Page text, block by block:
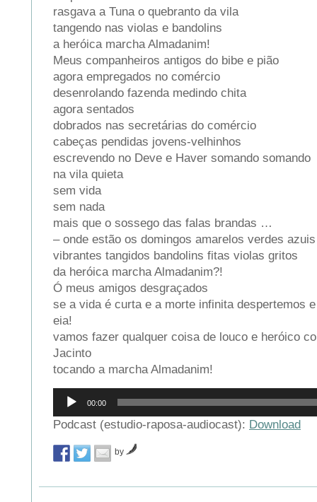
rasgava a Tuna o quebranto da vila
tangendo nas violas e bandolins
a heróica marcha Almadanim!
Meus companheiros antigos do bibe e pião
agora empregados no comércio
desenrolando fazenda medindo chita
agora sentados
dobrados nas secretárias do comércio
cabeças pendidas jovens-velhinhos
escrevendo no Deve e Haver somando somando
na vila quieta
sem vida
sem nada
mais que o sossego das falas brandas …
– onde estão os domingos amarelos verdes
vibrantes tangidos bandolins fitas violas gritos
da heróica marcha Almadanim?!
Ó meus amigos desgraçados
se a vida é curta e a morte infinita despertemos
eia!
vamos fazer qualquer coisa de louco e heróico
Jacinto
tocando a marcha Almadanim!
Reprodutor
áudio
00:00
Podcast (estudio-raposa-audiocast): Download
by